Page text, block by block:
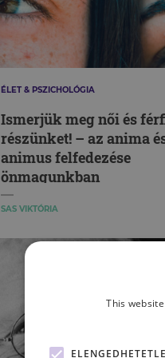
ÉLET & PSZICHOLÓGIA
Ismerjük meg női és
részünket! – az anima
animus felfedezése
önmagunkban
SAS VIKTÓRIA
This